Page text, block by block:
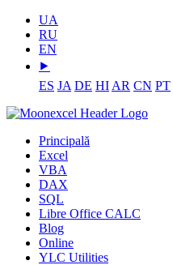
UA
RU
EN
⯈
ES JA DE HI AR CN PT
Principală
Excel
VBA
DAX
SQL
Libre Office CALC
Blog
Online
YLC Utilities